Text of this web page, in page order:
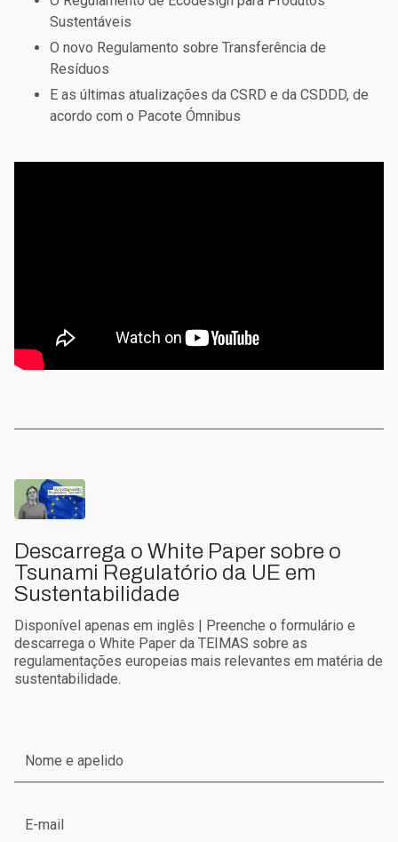
Sustentáveis
O novo Regulamento sobre Transferência de
Resíduos
E as últimas atualizações da CSRD e da CSDDD, de
acordo com o Pacote Ómnibus
Descarrega o White Paper sobre o
Tsunami Regulatório da UE em
Sustentabilidade
Disponível apenas em inglês | Preenche o formulário e
descarrega o White Paper da TEIMAS sobre as
regulamentações europeias mais relevantes em matéria de
sustentabilidade.